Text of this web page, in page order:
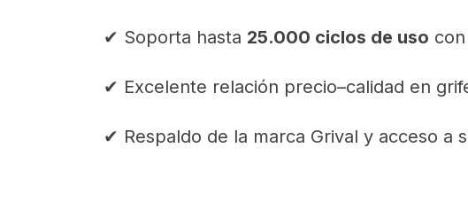
✔ Soporta hasta 25.000 ciclos de uso
✔ Excelente relación precio–calidad en
✔ Respaldo de la marca Grival y acceso a